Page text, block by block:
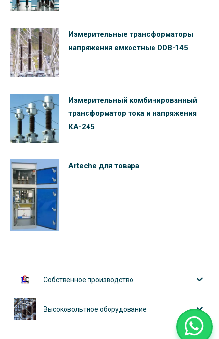
Измерительные трансформаторы
напряжения емкостные DDB-145
Измерительный комбинированный
трансформатор тока и напряжения
КА-245
Arteche для товара
Собственное производство
Высоковольтное оборудование